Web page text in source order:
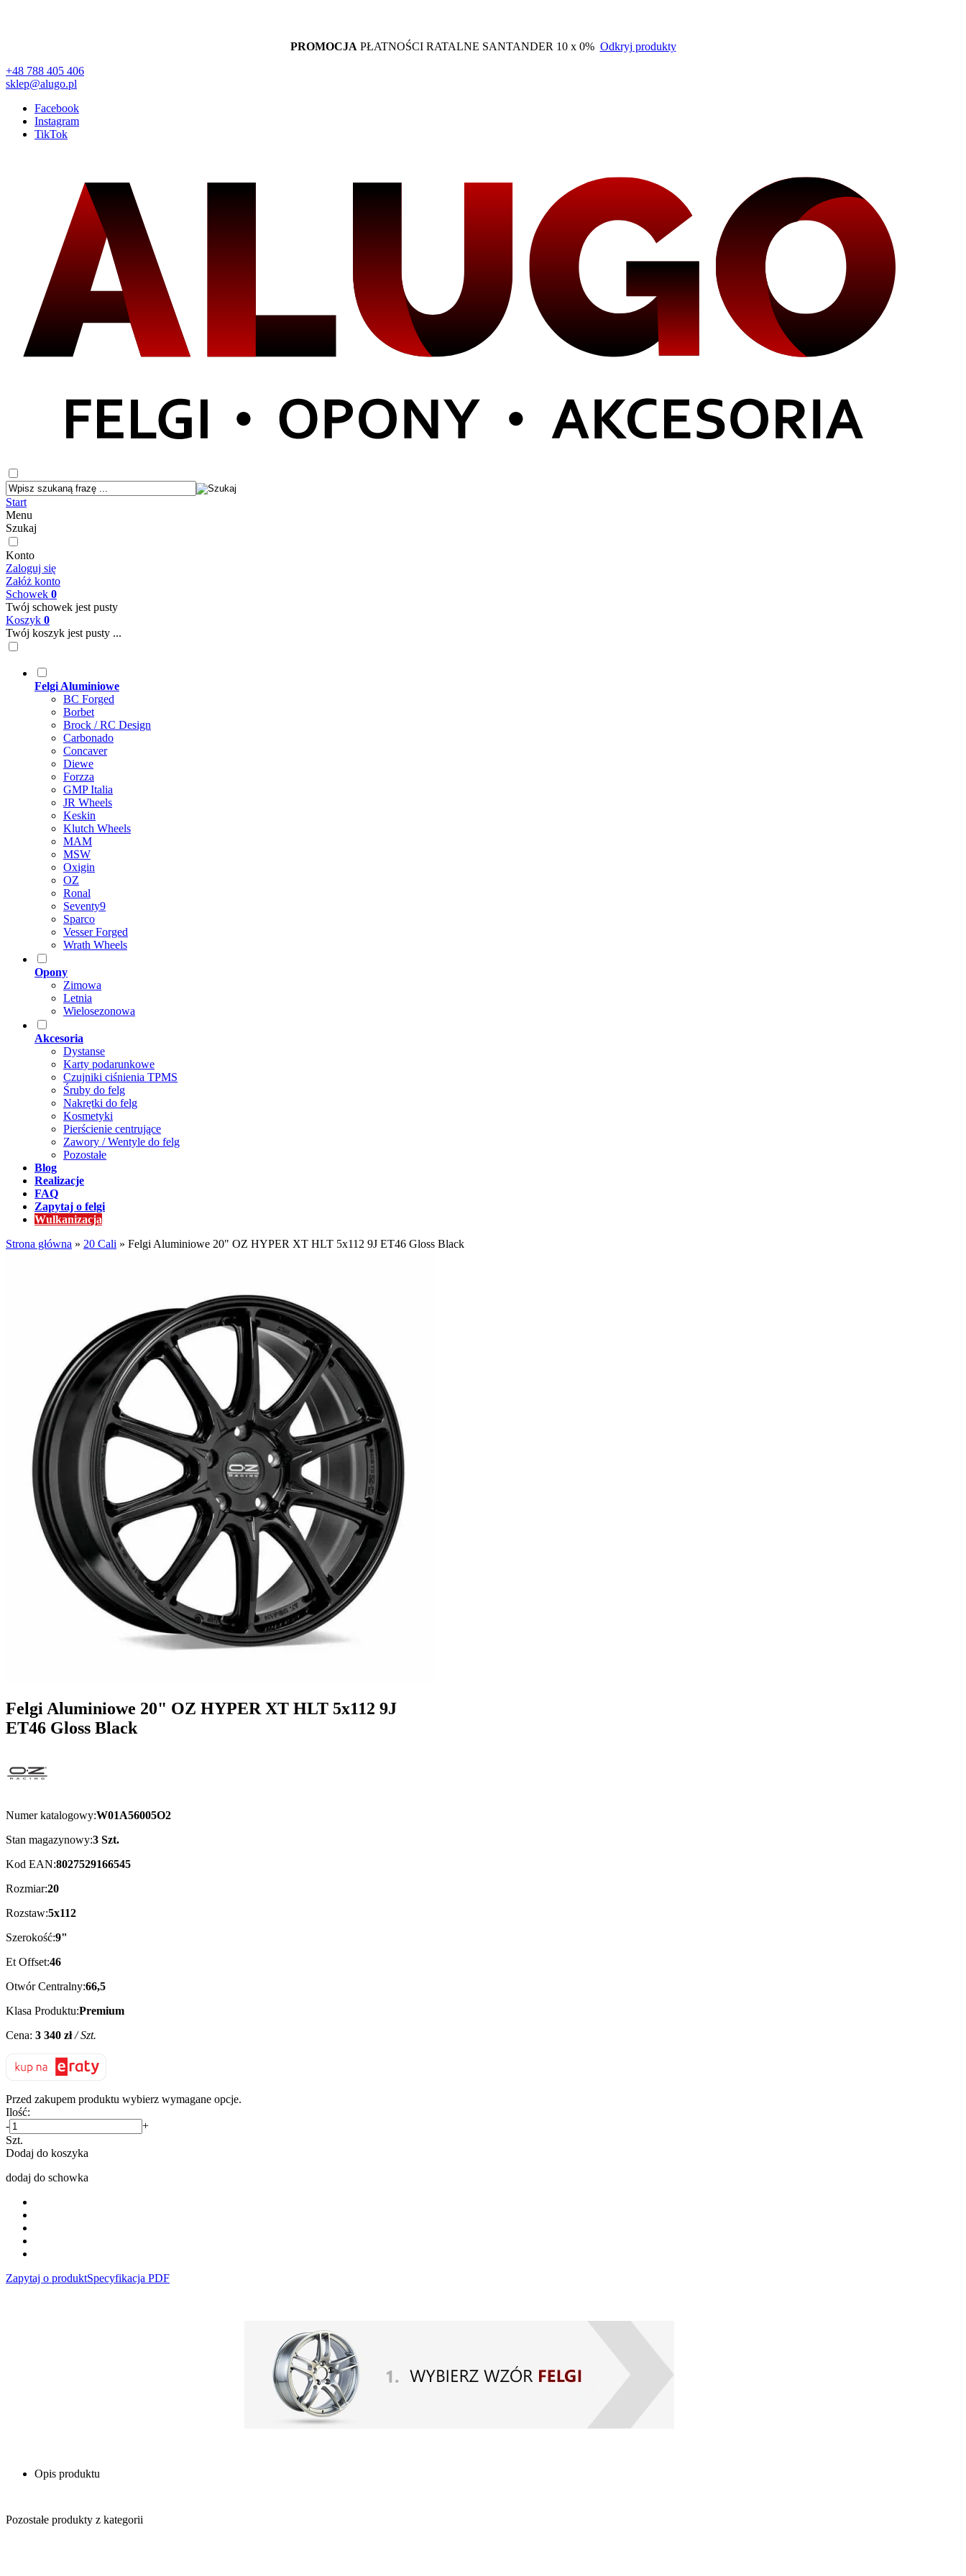
PROMOCJA PŁATNOŚCI RATALNE SANTANDER 10 x 0% Odkryj produkty
+48 788 405 406
sklep@alugo.pl
Facebook
Instagram
TikTok
Start
Menu
Szukaj
Konto
Zaloguj się
Załóż konto
Schowek 0
Twój schowek jest pusty
Koszyk 0
Twój koszyk jest pusty ...
Felgi Aluminiowe
BC Forged
Borbet
Brock / RC Design
Carbonado
Concaver
Diewe
Forzza
GMP Italia
JR Wheels
Keskin
Klutch Wheels
MAM
MSW
Oxigin
OZ
Ronal
Seventy9
Sparco
Vesser Forged
Wrath Wheels
Opony
Zimowa
Letnia
Wielosezonowa
Akcesoria
Dystanse
Karty podarunkowe
Czujniki ciśnienia TPMS
Śruby do felg
Nakrętki do felg
Kosmetyki
Pierścienie centrujące
Zawory / Wentyle do felg
Pozostałe
Blog
Realizacje
FAQ
Zapytaj o felgi
Wulkanizacja
Strona główna » 20 Cali » Felgi Aluminiowe 20" OZ HYPER XT HLT 5x112 9J ET46 Gloss Black
Felgi Aluminiowe 20" OZ HYPER XT HLT 5x112 9J
ET46 Gloss Black
Numer katalogowy:W01A56005O2
Stan magazynowy:3 Szt.
Kod EAN:8027529166545
Rozmiar:20
Rozstaw:5x112
Szerokość:9"
Et Offset:46
Otwór Centralny:66,5
Klasa Produktu:Premium
Cena: 3 340 zł/ Szt.
Przed zakupem produktu wybierz wymagane opcje.
Ilość:
-
+
Szt.
Dodaj do koszyka
dodaj do schowka
Zapytaj o produktSpecyfikacja PDF
Opis produktu
Pozostałe produkty z kategorii